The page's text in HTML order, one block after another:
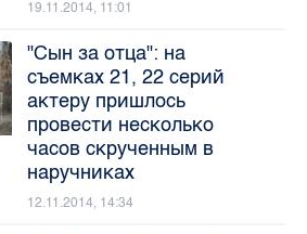
19.11.2014, 11:01
"Сын за отца": на
съемках 21, 22 серий
актеру пришлось
провести несколько
часов скрученным в
наручниках
12.11.2014, 14:34